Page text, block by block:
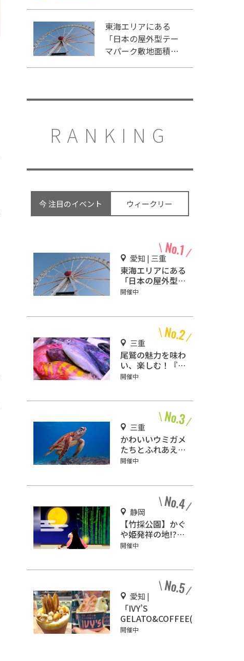
東海エリアにある
「日本の屋外型テー
マパーク敷地面積ラ
RANKING
今 注目のイベント ウィークリー
愛知 | 三重
東海エリアにある
「日本の屋外型テ
ーマパーク敷地面
開催中
三重
尾鷲の魅力を味わ
い、楽しむ！『お
わせ お魚いち
開催中
三重
かわいいウミガメ
たちとふれあえ
る！道の駅紀宝町
開催中
静岡
【竹採公園】かぐ
や姫発祥の地!?お
じいさんがかぐや
開催中
愛知 |
「IVY’S
GELATO&COFFEE(ア
イビーズ ジェラート
開催中